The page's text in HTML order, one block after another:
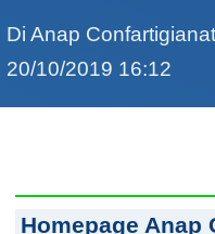
Di Anap
20/10/2019 16:12
Homepage Anap